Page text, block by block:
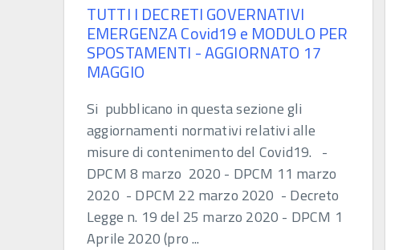
TUTTI I DECRETI GOVERNATIVI
EMERGENZA Covid19 e MODULO PER
SPOSTAMENTI - AGGIORNATO 17
MAGGIO
Si pubblicano in questa sezione gli
aggiornamenti normativi relativi alle
misure di contenimento del Covid19. -
DPCM 8 marzo 2020 - DPCM 11 marzo
2020 - DPCM 22 marzo 2020 - Decreto
Legge n. 19 del 25 marzo 2020 - DPCM 1
Aprile 2020 (pro ...